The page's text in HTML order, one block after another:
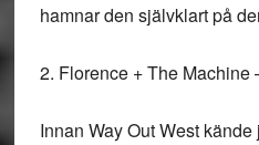
hamnar den självklart på
2. Florence + The Machine
Innan Way Out West